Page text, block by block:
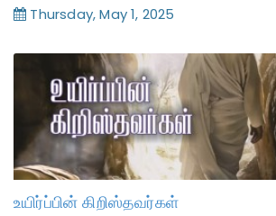
Thursday, May 1, 2025
உயிர்ப்பின் கிறிஸ்தவர்கள்